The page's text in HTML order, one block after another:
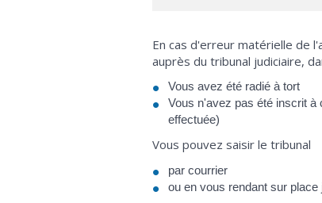
En cas d'erreur matérielle de
auprès du tribunal judiciaire,
Vous avez été radié à tort
Vous n'avez pas été inscrit à
effectuée)
Vous pouvez saisir le tribunal
par courrier
ou en vous rendant sur